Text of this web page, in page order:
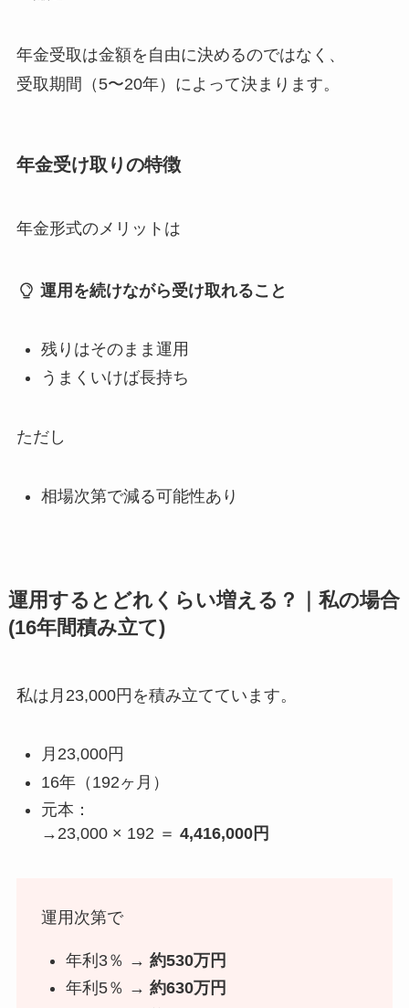
年金受取は金額を自由に決めるのではなく、
受取期間（5〜20年）によって決まります。
年金受け取りの特徴
年金形式のメリットは
運用を続けながら受け取れること
残りはそのまま運用
うまくいけば長持ち
ただし
相場次第で減る可能性あり
運用するとどれくらい増える？｜私の場合
(16年間積み立て)
私は月23,000円を積み立てています。
月23,000円
16年（192ヶ月）
元本：
→23,000 × 192 ＝ 4,416,000円
運用次第で
年利3％ → 約530万円
年利5％ → 約630万円